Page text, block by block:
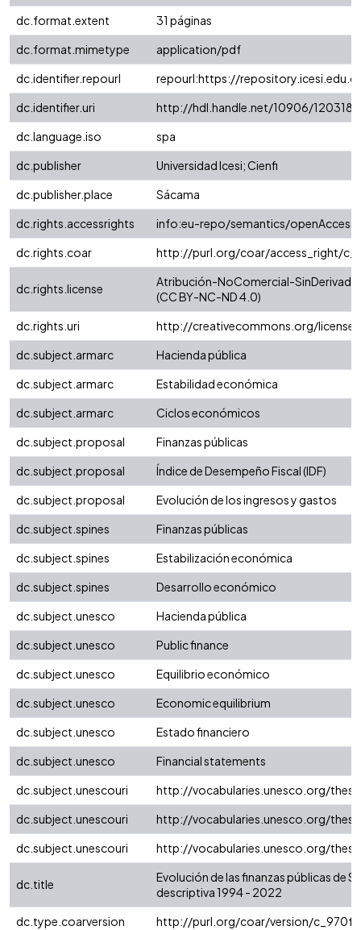
dc.format.extent
31 páginas
dc.format.mimetype
application/pdf
dc.identifier.repourl
repourl:https://
dc.identifier.uri
http://hdl.handle.net/10906/120318
dc.language.iso
spa
dc.publisher
Universidad Icesi; Cienfi
dc.publisher.place
Sácama
dc.rights.accessrights
info:eu-repo/semantics/openAccess
dc.rights.coar
http://purl.org/coar/access_right/
dc.rights.license
Atribución-NoComercial-
(CC BY-NC-ND 4.0)
dc.rights.uri
http://creativecommons.org/
dc.subject.armarc
Hacienda pública
dc.subject.armarc
Estabilidad económica
dc.subject.armarc
Ciclos económicos
dc.subject.proposal
Finanzas públicas
dc.subject.proposal
Índice de Desempeño Fiscal (IDF)
dc.subject.proposal
Evolución de los ingresos y gastos
dc.subject.spines
Finanzas públicas
dc.subject.spines
Estabilización económica
dc.subject.spines
Desarrollo económico
dc.subject.unesco
Hacienda pública
dc.subject.unesco
Public finance
dc.subject.unesco
Equilibrio económico
dc.subject.unesco
Economic equilibrium
dc.subject.unesco
Estado financiero
dc.subject.unesco
Financial statements
dc.subject.unescouri
http://vocabularies.unesco.org/
dc.subject.unescouri
http://vocabularies.unesco.org/
dc.subject.unescouri
http://vocabularies.unesco.org/
dc.title
Evolución de las finanzas públicas de
descriptiva 1994 - 2022
dc.type.coarversion
http://purl.org/coar/version/